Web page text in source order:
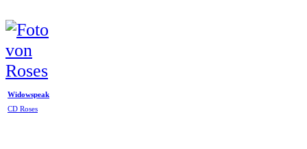
Widowspeak
CD Roses